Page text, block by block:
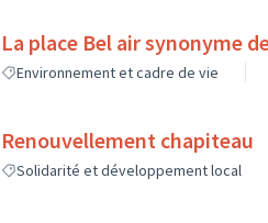
La place Bel air synonyme
Environnement et cadre de vie
Renouvellement chapiteau
Solidarité et développement local